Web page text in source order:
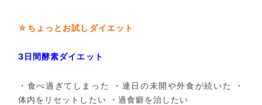
☆ちょっとお試しダイエット
3日間酵素ダイエット
・食べ過ぎてしまった ・連日の未開や外食が続いた
・
体内をリセットしたい ・過食癖を治したい